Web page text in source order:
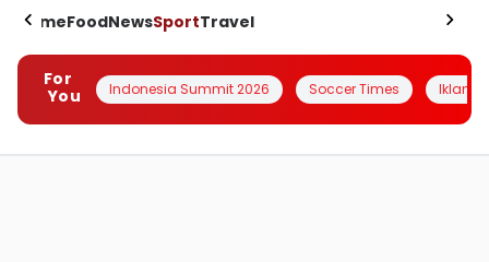
HomeFoodNewsSportTravel
For
You
Indonesia Summit 2026 Soccer Times Iklanin